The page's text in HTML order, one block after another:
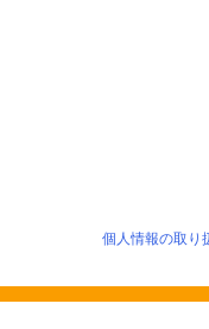
個人情報の取り